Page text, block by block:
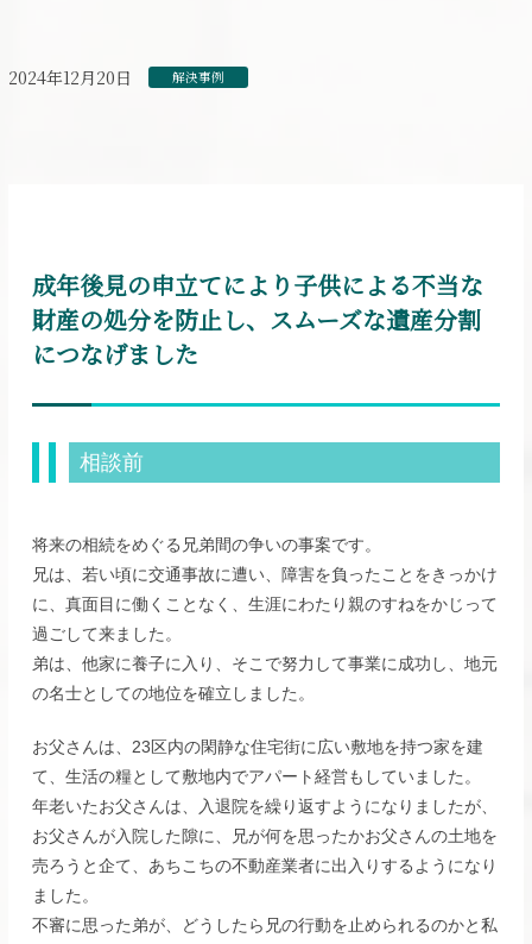
2024年12月20日 解決事例
成年後見の申立てにより子供による不当な
財産の処分を防止し、スムーズな遺産分割
につなげました
相談前
将来の相続をめぐる兄弟間の争いの事案です。
兄は、若い頃に交通事故に遭い、障害を負ったことをきっかけ
に、真面目に働くことなく、生涯にわたり親のすねをかじって
過ごして来ました。
弟は、他家に養子に入り、そこで努力して事業に成功し、地元
の名士としての地位を確立しました。
お父さんは、23区内の閑静な住宅街に広い敷地を持つ家を建
て、生活の糧として敷地内でアパート経営もしていました。
年老いたお父さんは、入退院を繰り返すようになりましたが、
お父さんが入院した隙に、兄が何を思ったかお父さんの土地を
売ろうと企て、あちこちの不動産業者に出入りするようになり
ました。
不審に思った弟が、どうしたら兄の行動を止められるのかと私